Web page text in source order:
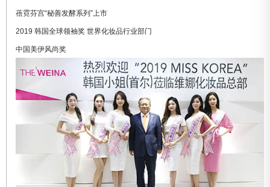
蓓霓芬宫“秘善发酵系列”上市
2019 韩国全球领袖奖 世界化妆品行业部门
中国美伊风尚奖